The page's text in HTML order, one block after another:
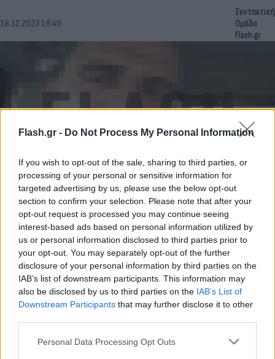
Flash.gr - Do Not Process My Personal Information
If you wish to opt-out of the sale, sharing to third parties, or
processing of your personal or sensitive information for
targeted advertising by us, please use the below opt-out
section to confirm your selection. Please note that after your
opt-out request is processed you may continue seeing
interest-based ads based on personal information utilized by
us or personal information disclosed to third parties prior to
your opt-out. You may separately opt-out of the further
disclosure of your personal information by third parties on the
IAB’s list of downstream participants. This information may
also be disclosed by us to third parties on the IAB’s List of
Downstream Participants that may further disclose it to other
Please note that this website/app uses one or more Google
Personal Data Processing Opt Outs
18.12.2023 19:40
Συντακτική
Ομάδα
Flash.gr
Αυτός είναι ο «πιστολέρο» που ψάχνουν για τους
πυροβολισμούς στο Γκάζι
18.12.2023 11:56
Μαρίνος